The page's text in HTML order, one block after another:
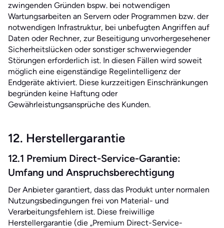
zwingenden Gründen bspw. bei notwendigen
Wartungsarbeiten an Servern oder Programmen bzw. der
notwendigen Infrastruktur, bei unbefugten Angriffen auf
Daten oder Rechner, zur Beseitigung unvorhergesehener
Sicherheitslücken oder sonstiger schwerwiegender
Störungen erforderlich ist. In diesen Fällen wird soweit
möglich eine eigenständige Regelintelligenz der
Endgeräte aktiviert. Diese kurzzeitigen Einschränkungen
begründen keine Haftung oder
Gewährleistungsansprüche des Kunden.
12. Herstellergarantie
12.1 Premium Direct-Service-Garantie:
Umfang und Anspruchsberechtigung
Der Anbieter garantiert, dass das Produkt unter normalen
Nutzungsbedingungen frei von Material- und
Verarbeitungsfehlern ist. Diese freiwillige
Herstellergarantie (die „Premium Direct-Service-